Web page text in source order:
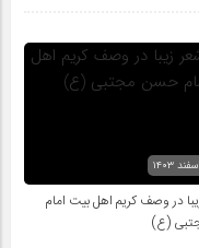
در وصف کریم اهل بیت امام
(ع)